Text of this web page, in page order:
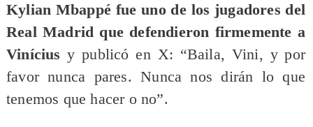
Kylian Mbappé fue uno de los jugadores del
Real Madrid que defendieron firmemente a
Vinícius y publicó en X: “Baila, Vini, y por
favor nunca pares. Nunca nos dirán lo que
tenemos que hacer o no”.